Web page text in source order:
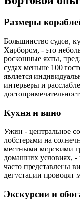
Размеры
Большинство судов,
Харбором, - это
роскошные яхты,
судах меньше 100
является
интерьеры и
Кухня и вино
Ужин - центральное
лобстерами на
местными морскими
домашних условиях, -
часто представлены
дегустации проводят
Экскурсии и